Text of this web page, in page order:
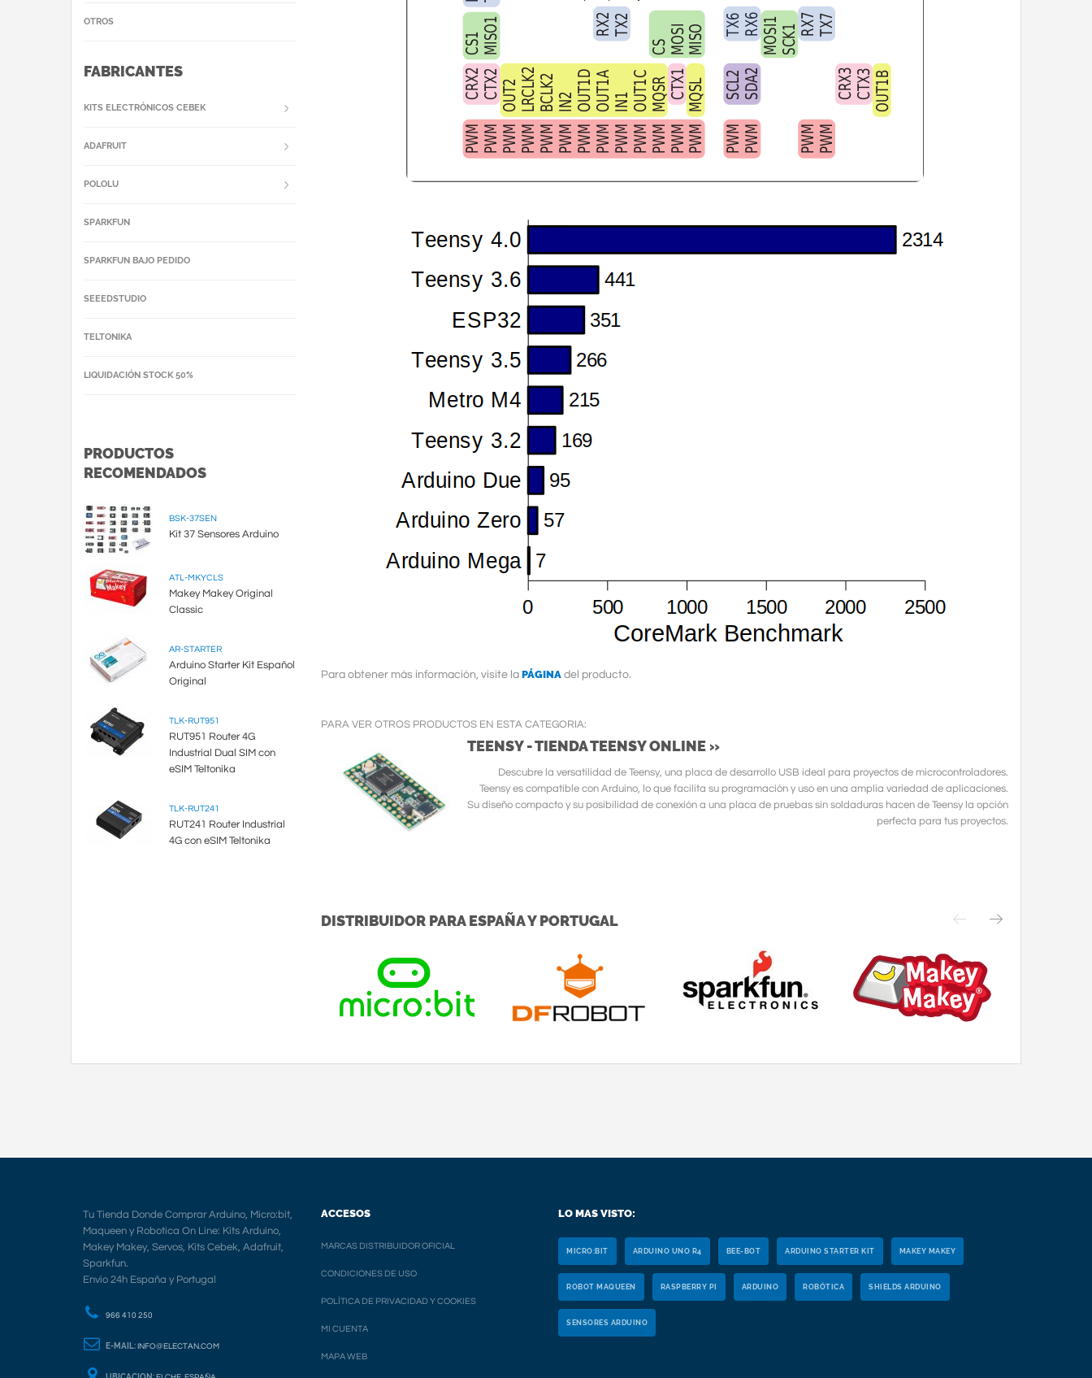
Para obtener más información, visite la PÁGINA del producto.
PARA VER OTROS PRODUCTOS EN ESTA CATEGORIA:
TEENSY - TIENDA TEENSY ONLINE »
Descubre la versatilidad de Teensy, una placa de desarrollo USB ideal para proyectos de microcontroladores.
Teensy es compatible con Arduino, lo que facilita su programación y uso en una amplia variedad de aplicaciones.
Su diseño compacto y su posibilidad de conexión a una placa de pruebas sin soldaduras hacen de Teensy la opción
perfecta para tus proyectos.
DISTRIBUIDOR PARA ESPAÑA Y PORTUGAL
OTROS
FABRICANTES
KITS ELECTRÓNICOS CEBEK
ADAFRUIT
POLOLU
SPARKFUN
SPARKFUN BAJO PEDIDO
SEEEDSTUDIO
TELTONIKA
LIQUIDACIÓN STOCK 50%
PRODUCTOS
RECOMENDADOS
BSK-37SEN
Kit 37 Sensores Arduino
ATL-MKYCLS
Makey Makey Original
Classic
AR-STARTER
Arduino Starter Kit Español
Original
TLK-RUT951
RUT951 Router 4G
Industrial Dual SIM con
eSIM Teltonika
TLK-RUT241
RUT241 Router Industrial
4G con eSIM Teltonika
Tu Tienda Donde Comprar Arduino, Micro:bit,
Maqueen y Robotica On Line: Kits Arduino,
Makey Makey, Servos, Kits Cebek, Adafruit,
Sparkfun.
Envio 24h España y Portugal
966 410 250
E-MAIL: INFO@ELECTAN.COM
ACCESOS
MARCAS DISTRIBUIDOR OFICIAL
CONDICIONES DE USO
POLÍTICA DE PRIVACIDAD Y COOKIES
MI CUENTA
MAPA WEB
LO MAS VISTO:
MICRO:BIT ARDUINO UNO R4 BEE-BOT ARDUINO STARTER KIT MAKEY MAKEY
ROBOT MAQUEEN RASPBERRY PI ARDUINO ROBÓTICA SHIELDS ARDUINO
SENSORES ARDUINO